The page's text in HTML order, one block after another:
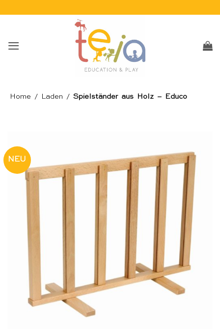
Home / Laden / Spielständer aus Holz – Educo
NEU